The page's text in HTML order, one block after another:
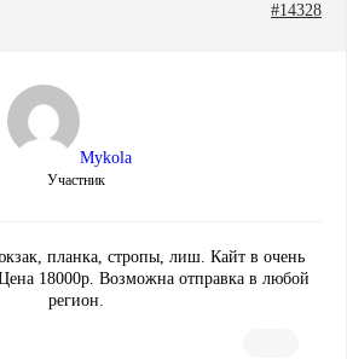
#14328
Mykola
Участник
планка, стропы, лиш. Кайт в очень
18000р. Возможна отправка в любой
регион.